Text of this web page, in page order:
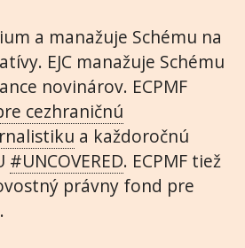
a manažuje Schému na
EJC manažuje Schému
novinárov. ECPMF
cezhraničnú
a každoročnú
#UNCOVERED. ECPMF tiež
právny fond pre